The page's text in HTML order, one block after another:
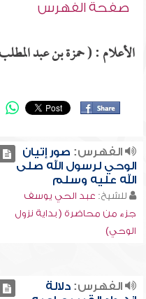
صفحة الفهرس
الأعلام : ( حمزة بن عبد
الفهرس: صور إتيان
الوحي لرسول الله صلى
الله عليه وسلم
للشيخ: عبد الحي يوسف
جزء من محاضرة ( بداية نزول
الوحي)
الفهرس:دلالة